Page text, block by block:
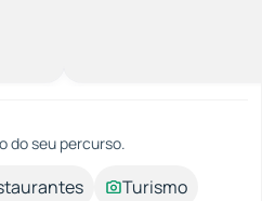
do seu percurso.
Turismo